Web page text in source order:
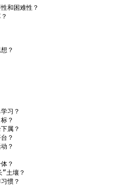
困难性？
？
习？
？
属？
？
？
？
壤？
惯？